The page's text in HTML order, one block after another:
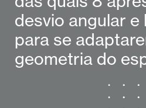
desvio angular e
para se
geometria do